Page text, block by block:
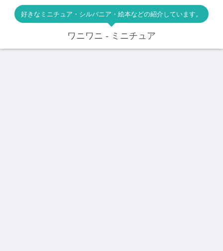
好きなミニチュア・シルバニア・絵本などの紹介しています。
ワニワニ - ミニチュア